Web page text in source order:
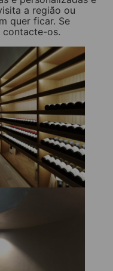
a região ou
quer ficar. Se
contacte-os.